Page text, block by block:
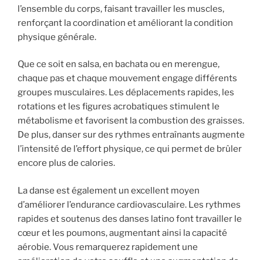
l’ensemble du corps, faisant travailler les muscles,
renforçant la coordination et améliorant la condition
physique générale.
Que ce soit en salsa, en bachata ou en merengue,
chaque pas et chaque mouvement engage différents
groupes musculaires. Les déplacements rapides, les
rotations et les figures acrobatiques stimulent le
métabolisme et favorisent la combustion des graisses.
De plus, danser sur des rythmes entraînants augmente
l’intensité de l’effort physique, ce qui permet de brûler
encore plus de calories.
La danse est également un excellent moyen
d’améliorer l’endurance cardiovasculaire. Les rythmes
rapides et soutenus des danses latino font travailler le
cœur et les poumons, augmentant ainsi la capacité
aérobie. Vous remarquerez rapidement une